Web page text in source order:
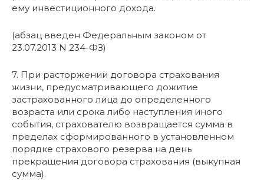
ему инвестиционного дохода.
(абзац введен Федеральным законом от
23.07.2013 N 234-ФЗ)
7. При расторжении договора страхования
жизни, предусматривающего дожитие
застрахованного лица до определенного
возраста или срока либо наступления иного
события, страхователю возвращается сумма в
пределах сформированного в установленном
порядке страхового резерва на день
прекращения договора страхования (выкупная
сумма).